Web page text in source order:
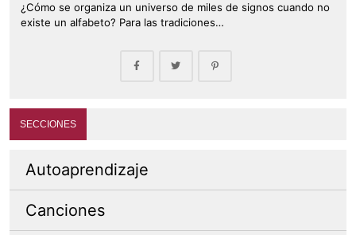
¿Cómo se organiza un universo de miles de signos cuando no
existe un alfabeto? Para las tradiciones…
SECCIONES
Autoaprendizaje
Canciones